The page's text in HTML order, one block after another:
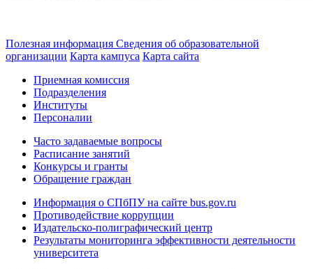
Полезная информация Сведения об образовательной
организации Карта кампуса Карта сайта
Приемная комиссия
Подразделения
Институты
Персоналии
Часто задаваемые вопросы
Расписание занятий
Конкурсы и гранты
Обращение граждан
Информация о СПбПУ на сайте bus.gov.ru
Противодействие коррупции
Издательско-полиграфический центр
Результаты мониторинга эффективности деятельности
университета